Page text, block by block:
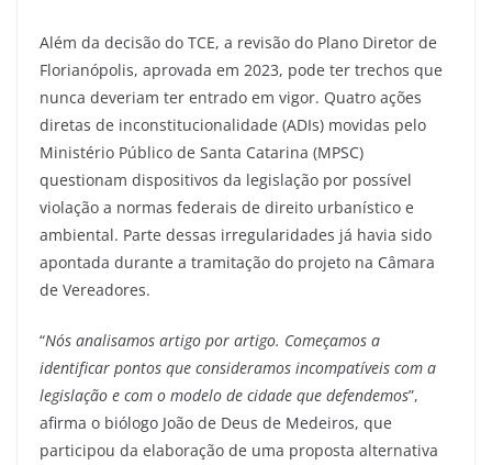
Além da decisão do TCE, a revisão do Plano Diretor de
Florianópolis, aprovada em 2023, pode ter trechos que
nunca deveriam ter entrado em vigor. Quatro ações
diretas de inconstitucionalidade (ADIs) movidas pelo
Ministério Público de Santa Catarina (MPSC)
questionam dispositivos da legislação por possível
violação a normas federais de direito urbanístico e
ambiental. Parte dessas irregularidades já havia sido
apontada durante a tramitação do projeto na Câmara
de Vereadores.
“Nós analisamos artigo por artigo. Começamos a
identificar pontos que consideramos incompatíveis com a
legislação e com o modelo de cidade que defendemos”,
afirma o biólogo João de Deus de Medeiros, que
participou da elaboração de uma proposta alternativa